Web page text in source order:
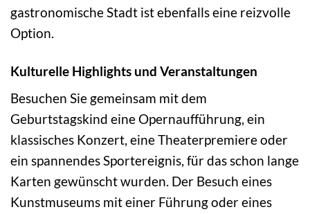
gastronomische Stadt ist ebenfalls eine reizvolle
Option.
Kulturelle Highlights und Veranstaltungen
Besuchen Sie gemeinsam mit dem
Geburtstagskind eine Opernaufführung, ein
klassisches Konzert, eine Theaterpremiere oder
ein spannendes Sportereignis, für das schon lange
Karten gewünscht wurden. Der Besuch eines
Kunstmuseums mit einer Führung oder eines